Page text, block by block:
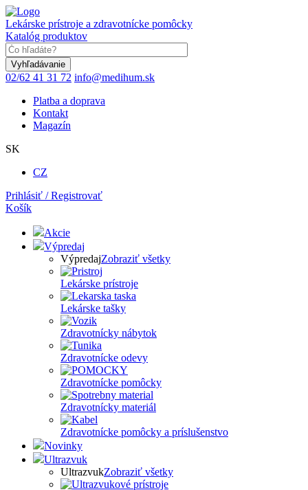
Skočiť
na
hlavný
obsah
Lekárske prístroje a zdravotnícke pomôcky
Katalóg produktov
02/62 41 31 72 info@medihum.sk
Platba a doprava
Kontakt
Magazín
SK
CZ
Prihlásiť / Registrovať
Košík
Akcie
Výpredaj
VýpredajZobraziť všetky
Lekárske prístroje
Lekárske tašky
Zdravotnícky nábytok
Zdravotnícke odevy
Zdravotnícke pomôcky
Zdravotnícky materiál
Zdravotnícke pomôcky a príslušenstvo
Novinky
Ultrazvuk
UltrazvukZobraziť všetky